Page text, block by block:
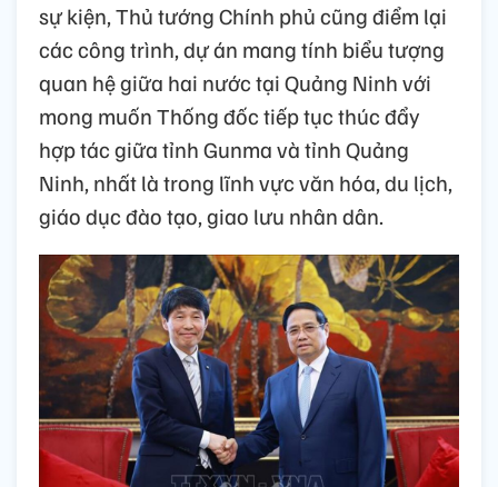
sự kiện, Thủ tướng Chính phủ cũng điểm lại
các công trình, dự án mang tính biểu tượng
quan hệ giữa hai nước tại Quảng Ninh với
mong muốn Thống đốc tiếp tục thúc đẩy
hợp tác giữa tỉnh Gunma và tỉnh Quảng
Ninh, nhất là trong lĩnh vực văn hóa, du lịch,
giáo dục đào tạo, giao lưu nhân dân.